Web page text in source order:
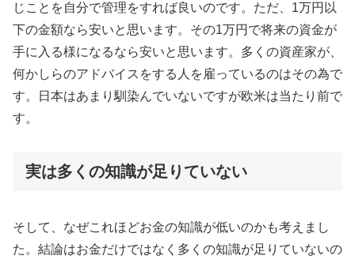
じことを自分で管理をすれば良いのです。ただ、1万円以
下の金額なら安いと思います。その1万円で将来の資金が
手に入る様になるなら安いと思います。多くの資産家が、
何かしらのアドバイスをする人を雇っているのはその為で
す。日本はあまり馴染んでいないですが欧米は当たり前で
す。
実は多くの知識が足りていない
そして、なぜこれほどお金の知識が低いのかも考えまし
た。結論はお金だけではなく多くの知識が足りていないの